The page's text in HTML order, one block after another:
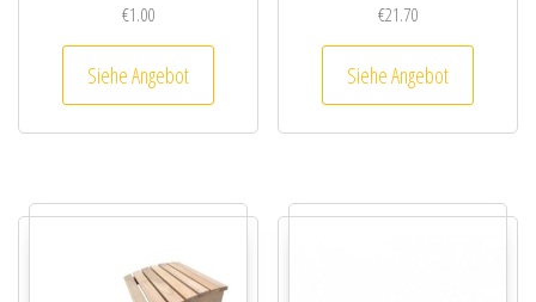
€1.00
Siehe Angebot
€21.70
Siehe Angebot